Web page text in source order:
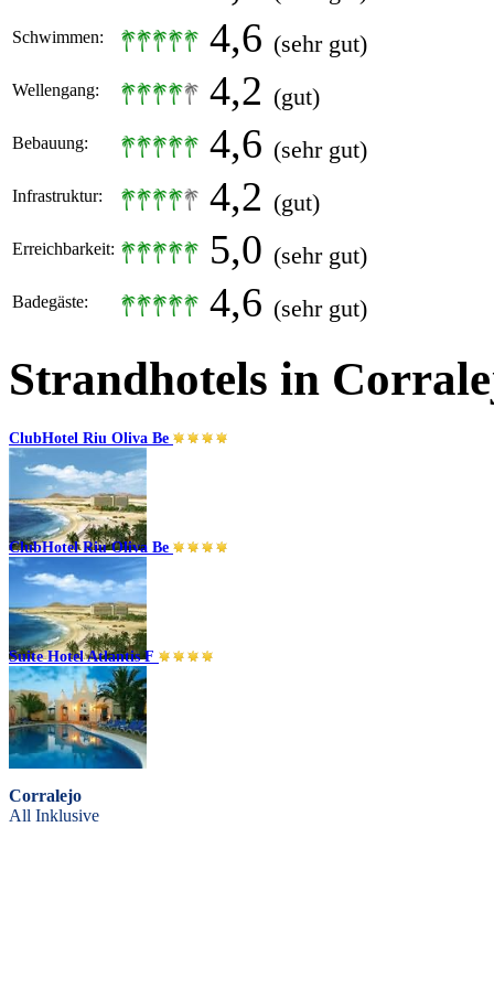
Schwimmen: 4,6 (sehr gut)
Wellengang: 4,2 (gut)
Bebauung: 4,6 (sehr gut)
Infrastruktur: 4,2 (gut)
Erreichbarkeit: 5,0 (sehr gut)
Badegäste: 4,6 (sehr gut)
Strandhotels in
ClubHotel Riu Oliva Be
Corralejo
All Inklusive
ClubHotel Riu Oliva Be
Corralejo
All Inklusive
Suite Hotel Atlantis F
Corralejo
All Inklusive